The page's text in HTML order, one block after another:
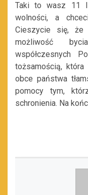
Taki to wasz 11
wolności, a
Cieszycie się,
możliwość
współczesnych
tożsamością,
obce państwa
pomocy tym,
schronienia. Na